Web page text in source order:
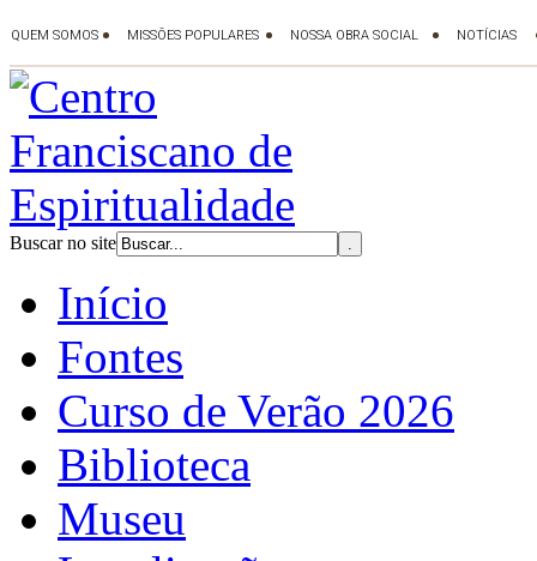
Buscar no site
Início
Fontes
Curso de Verão 2026
Biblioteca
Museu